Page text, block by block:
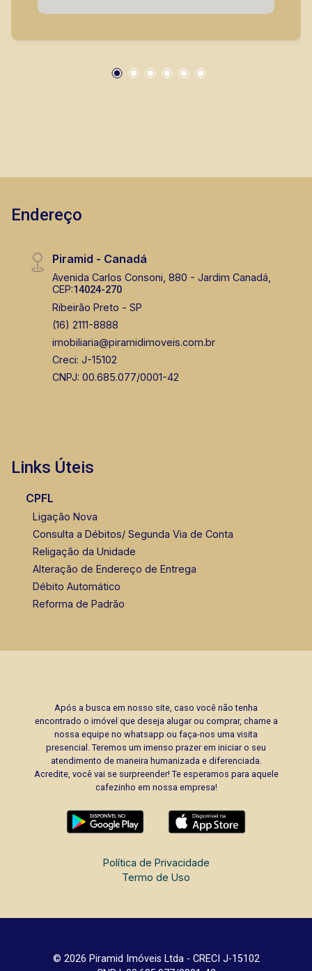
Endereço
Piramid - Canadá
Avenida Carlos Consoni, 880 - Jardim Canadá,
CEP:14024-270
Ribeirão Preto - SP
(16) 2111-8888
imobiliaria@piramidimoveis.com.br
Creci: J-15102
CNPJ: 00.685.077/0001-42
Links Úteis
CPFL
Ligação Nova
Consulta a Débitos/ Segunda Via de Conta
Religação da Unidade
Alteração de Endereço de Entrega
Débito Automático
Reforma de Padrão
Após a busca em nosso site, caso você não tenha
encontrado o imóvel que deseja alugar ou comprar, chame a
nossa equipe no whatsapp ou faça-nos uma visita
presencial. Teremos um imenso prazer em iniciar o seu
atendimento de maneira humanizada e diferenciada.
Acredite, você vai se surpreender! Te esperamos para aquele
cafezinho em nossa empresa!
Política de Privacidade
Termo de Uso
© 2026 Piramid Imóveis Ltda - CRECI J-15102